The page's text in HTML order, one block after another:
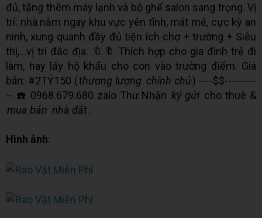
đủ, tặng thêm máy lạnh và bộ ghế salon sang trọng. Vị
trí: nhà nằm ngay khu vực yên tĩnh, mát mẻ, cực kỳ an
ninh, xung quanh đầy đủ tiện ích chợ + trường + Siêu
thị,...vị trí đắc địa. 🔖🔖 Thích hợp cho gia đình trẻ đi
làm, hay lấy hộ khẩu cho con vào trường điểm. Giá
bán: #2TỶ150 (thương lượng chính chủ) ----$$---------
-- ☎️ 0968.679.680 zalo Thư Nhận ký gửi cho thuê &
mua bán nhà đất.
Hình ảnh: